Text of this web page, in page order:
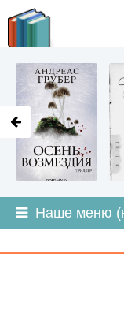
Наше меню
LITMIR.ORG